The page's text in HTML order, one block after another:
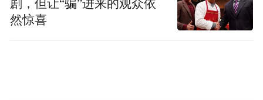
剧，但让“骗”进来的观众依
然惊喜